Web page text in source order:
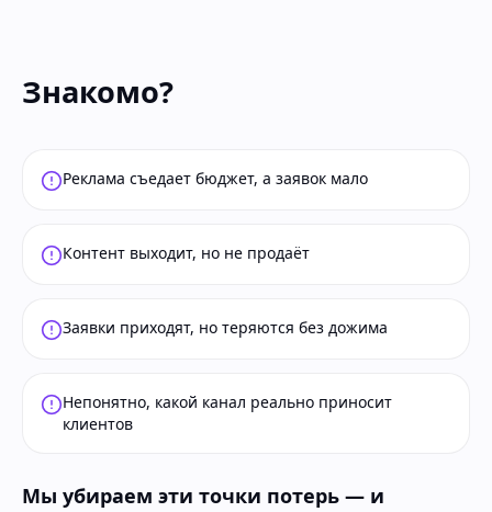
Знакомо?
Реклама съедает бюджет, а заявок мало
Контент выходит, но не продаёт
Заявки приходят, но теряются без дожима
Непонятно, какой канал реально приносит
клиентов
Мы убираем эти точки потерь — и